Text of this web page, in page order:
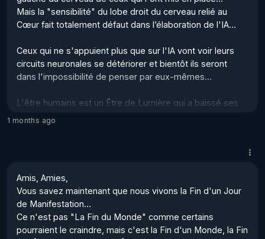
Mais la "sensibilité" du lobe droit du cerveau relié au
Cœur fait totalement défaut dans l’élaboration de l'IA…
Ceux qui ne s'appuient plus que sur l'IA vont voir leurs
circuits neuronales se détériorer et bientôt ils seront
dans l'impossibilité de penser par eux-mêmes…
L'être humains est un Être de Lumière qui a baissé ses
Fréquences pour pouvoir faire l'expérience de la Dualité
Si le monde est devenu fou, c'est peut-être pour que
nous réalisio...
1 months ago
Amis, Amies,
Vous savez maintenant que nous vivons la Fin d'un Jour
de Manifestation…
Ce n'est pas "La Fin du Monde" comme certains
pourraient le craindre, mais c'est la Fin d'un Monde, la Fin